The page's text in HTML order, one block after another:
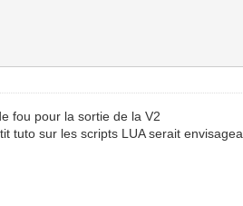
fou pour la sortie de la V2
tuto sur les scripts LUA serait